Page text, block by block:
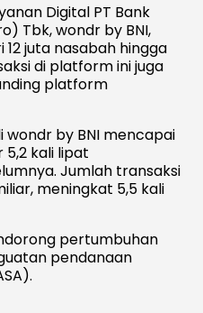
Digital PT Bank
Tbk, wondr by BNI,
juta nasabah hingga
di platform ini juga
platform
wondr by BNI mencapai
5,2 kali lipat
Jumlah transaksi
meningkat 5,5 kali
pertumbuhan
pendanaan